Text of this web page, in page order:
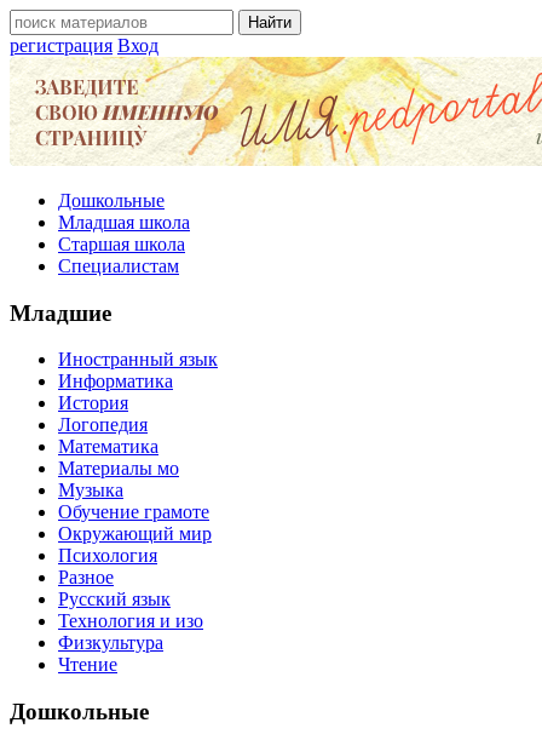
регистрация Вход
Дошкольные
Младшая школа
Старшая школа
Специалистам
Младшие
Иностранный язык
Информатика
История
Логопедия
Математика
Материалы мо
Музыка
Обучение грамоте
Окружающий мир
Психология
Разное
Русский язык
Технология и изо
Физкультура
Чтение
Дошкольные